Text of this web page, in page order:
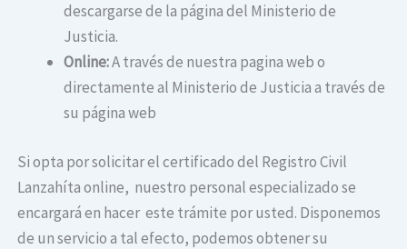
descargarse de la página del Ministerio de
Justicia.
Online:A través de nuestra pagina web o
directamente al Ministerio de Justicia a través de
su página web
Si opta por solicitar el certificado del Registro Civil
Lanzahíta online, nuestro personal especializado se
encargará en hacer este trámite por usted. Disponemos
de un servicio a tal efecto, podemos obtener su